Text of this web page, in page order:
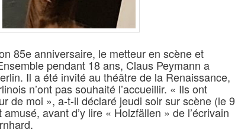
85e anniversaire, le metteur en scène et
pendant 18 ans, Claus Peymann a
Il a été invité au théâtre de la Renaissance,
n’ont pas souhaité l’accueillir. « Ils ont
de moi », a-t-il déclaré jeudi soir sur scène (le 9
avant d’y lire « Holzfällen » de l’écrivain